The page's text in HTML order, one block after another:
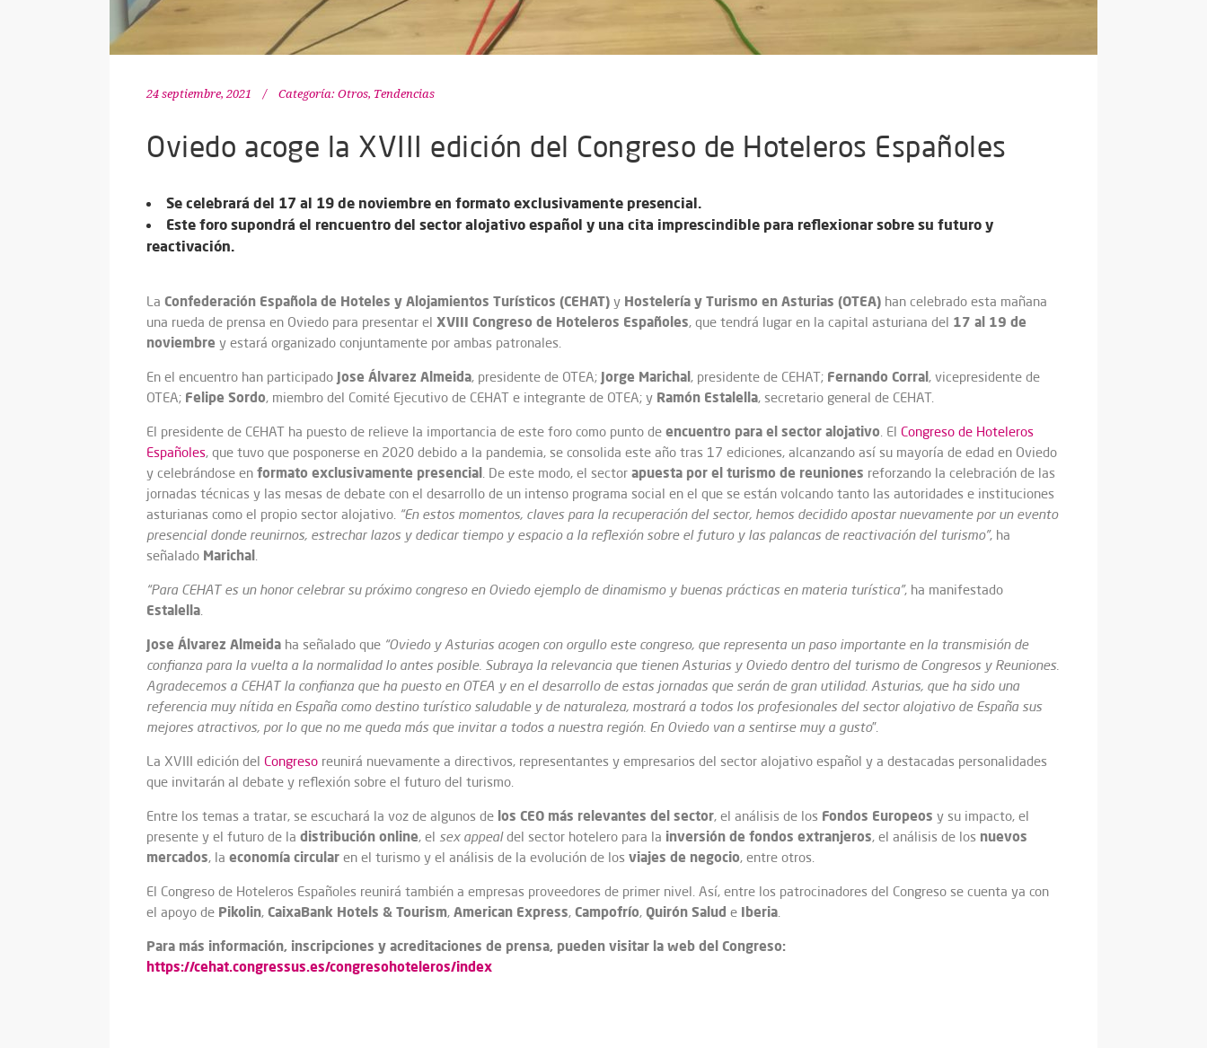
24 septiembre, 2021 Categoría: Otros, Tendencias
Oviedo acoge la XVIII edición del Congreso de Hoteleros Españoles
Se celebrará del 17 al 19 de noviembre en formato exclusivamente presencial.
Este foro supondrá el rencuentro del sector alojativo español y una cita imprescindible para reflexionar sobre su futuro y
reactivación.
La Confederación Española de Hoteles y Alojamientos Turísticos (CEHAT) y Hostelería y Turismo en Asturias (OTEA) han celebrado esta mañana
una rueda de prensa en Oviedo para presentar el XVIII Congreso de Hoteleros Españoles, que tendrá lugar en la capital asturiana del 17 al 19 de
noviembre y estará organizado conjuntamente por ambas patronales.
En el encuentro han participado Jose Álvarez Almeida, presidente de OTEA; Jorge Marichal, presidente de CEHAT; Fernando Corral, vicepresidente de
OTEA; Felipe Sordo, miembro del Comité Ejecutivo de CEHAT e integrante de OTEA; y Ramón Estalella, secretario general de CEHAT.
El presidente de CEHAT ha puesto de relieve la importancia de este foro como punto de encuentro para el sector alojativo. El Congreso de Hoteleros
Españoles, que tuvo que posponerse en 2020 debido a la pandemia, se consolida este año tras 17 ediciones, alcanzando así su mayoría de edad en Oviedo
y celebrándose en formato exclusivamente presencial. De este modo, el sector apuesta por el turismo de reuniones reforzando la celebración de las
jornadas técnicas y las mesas de debate con el desarrollo de un intenso programa social en el que se están volcando tanto las autoridades e instituciones
asturianas como el propio sector alojativo. “En estos momentos, claves para la recuperación del sector, hemos decidido apostar nuevamente por un evento
presencial donde reunirnos, estrechar lazos y dedicar tiempo y espacio a la reflexión sobre el futuro y las palancas de reactivación del turismo”, ha
señalado Marichal.
“Para CEHAT es un honor celebrar su próximo congreso en Oviedo ejemplo de dinamismo y buenas prácticas en materia turística”, ha manifestado
Estalella.
Jose Álvarez Almeida ha señalado que “Oviedo y Asturias acogen con orgullo este congreso, que representa un paso importante en la transmisión de
confianza para la vuelta a la normalidad lo antes posible. Subraya la relevancia que tienen Asturias y Oviedo dentro del turismo de Congresos y Reuniones.
Agradecemos a CEHAT la confianza que ha puesto en OTEA y en el desarrollo de estas jornadas que serán de gran utilidad. Asturias, que ha sido una
referencia muy nítida en España como destino turístico saludable y de naturaleza, mostrará a todos los profesionales del sector alojativo de España sus
mejores atractivos, por lo que no me queda más que invitar a todos a nuestra región. En Oviedo van a sentirse muy a gusto”.
La XVIII edición del Congreso reunirá nuevamente a directivos, representantes y empresarios del sector alojativo español y a destacadas personalidades
que invitarán al debate y reflexión sobre el futuro del turismo.
Entre los temas a tratar, se escuchará la voz de algunos de los CEO más relevantes del sector, el análisis de los Fondos Europeos y su impacto, el
presente y el futuro de la distribución online, el sex appealdel sector hotelero para la inversión de fondos extranjeros, el análisis de los nuevos
mercados, la economía circular en el turismo y el análisis de la evolución de los viajes de negocio, entre otros.
El Congreso de Hoteleros Españoles reunirá también a empresas proveedores de primer nivel. Así, entre los patrocinadores del Congreso se cuenta ya con
el apoyo de Pikolin, CaixaBank Hotels & Tourism, American Express, Campofrío, Quirón Salud e Iberia.
Para más información, inscripciones y acreditaciones de prensa, pueden visitar la web del Congreso:
https://cehat.congressus.es/congresohoteleros/index